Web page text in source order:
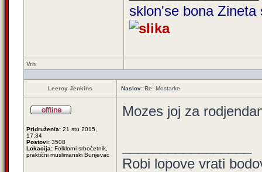
sklon'se bona
Vrh
Leeroy Jenkins Naslov: Re: Mostarke
Pridružen/a: 21 stu 2015,
17:34
Postovi: 3508
Lokacija: Folklorni srboćetnik,
praktični muslimanski Bunjevac
Mozes joj za
Robi lopove vrati